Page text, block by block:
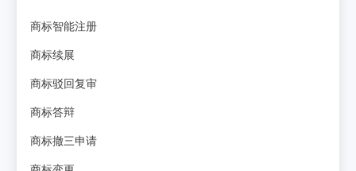
商标智能注册
商标续展
商标驳回复审
商标答辩
商标撤三申请